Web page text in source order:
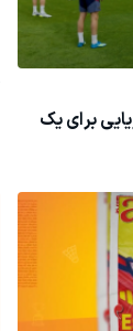
برای یک